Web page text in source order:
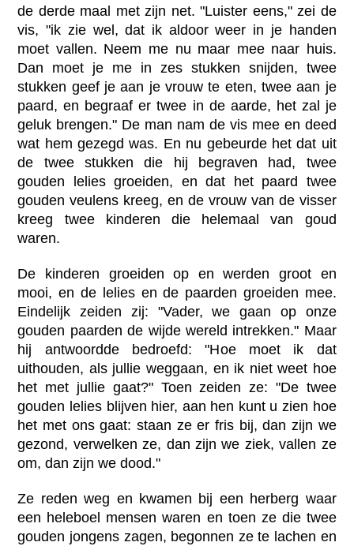
de derde maal met zijn net. "Luister eens," zei de
vis, "ik zie wel, dat ik aldoor weer in je handen
moet vallen. Neem me nu maar mee naar huis.
Dan moet je me in zes stukken snijden, twee
stukken geef je aan je vrouw te eten, twee aan je
paard, en begraaf er twee in de aarde, het zal je
geluk brengen." De man nam de vis mee en deed
wat hem gezegd was. En nu gebeurde het dat uit
de twee stukken die hij begraven had, twee
gouden lelies groeiden, en dat het paard twee
gouden veulens kreeg, en de vrouw van de visser
kreeg twee kinderen die helemaal van goud
waren.
De kinderen groeiden op en werden groot en
mooi, en de lelies en de paarden groeiden mee.
Eindelijk zeiden zij: "Vader, we gaan op onze
gouden paarden de wijde wereld intrekken." Maar
hij antwoordde bedroefd: "Hoe moet ik dat
uithouden, als jullie weggaan, en ik niet weet hoe
het met jullie gaat?" Toen zeiden ze: "De twee
gouden lelies blijven hier, aan hen kunt u zien hoe
het met ons gaat: staan ze er fris bij, dan zijn we
gezond, verwelken ze, dan zijn we ziek, vallen ze
om, dan zijn we dood."
Ze reden weg en kwamen bij een herberg waar
een heleboel mensen waren en toen ze die twee
gouden jongens zagen, begonnen ze te lachen en